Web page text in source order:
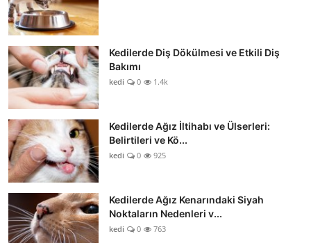
Kedilerde Diş Dökülmesi ve Etkili Diş
Bakımı
kedi 0 1.4k
Kedilerde Ağız İltihabı ve Ülserleri:
Belirtileri ve Kö...
kedi 0 925
Kedilerde Ağız Kenarındaki Siyah
Noktaların Nedenleri v...
kedi 0 763